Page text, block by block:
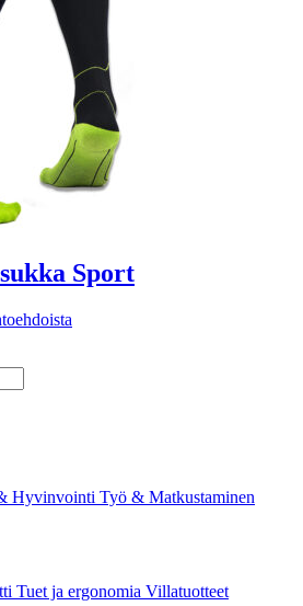
tehdä
tuotteen
sivulla.
Sport
sivulla.
Hyvinvointi Työ & Matkustaminen
Tuet ja ergonomia Villatuotteet